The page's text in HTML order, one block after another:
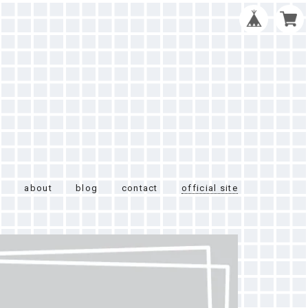
about blog contact official site